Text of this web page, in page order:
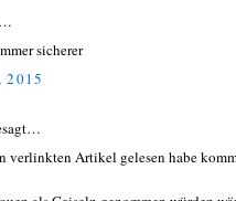
sicherer
2015
verlinkten Artikel gelesen habe